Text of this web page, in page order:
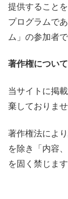
提供すること
プログラムで
ム」の参加者で
著作権について
当サイトに掲
棄しておりませ
著作権法によ
を除き「内容
を固く禁じます